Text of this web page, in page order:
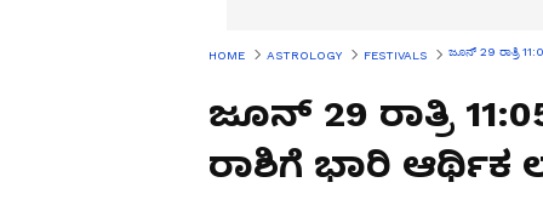
HOME ASTROLOGY FESTIVALS ಜೂನ್ 29 ರಾತ್ರಿ
ಜೂನ್ 29 ರಾತ್ರಿ
ರಾಶಿಗೆ ಭಾರಿ ಆರ್ಥಿಕ